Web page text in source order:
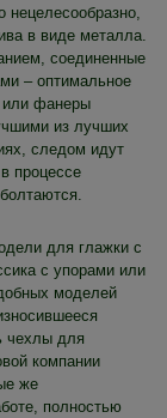
нецелесообразно,
в виде металла.
соединенные
– оптимальное
или фанеры
из лучших
следом идут
процессе
для глажки с
с упорами или
моделей
чехлы для
компании
же
полностью